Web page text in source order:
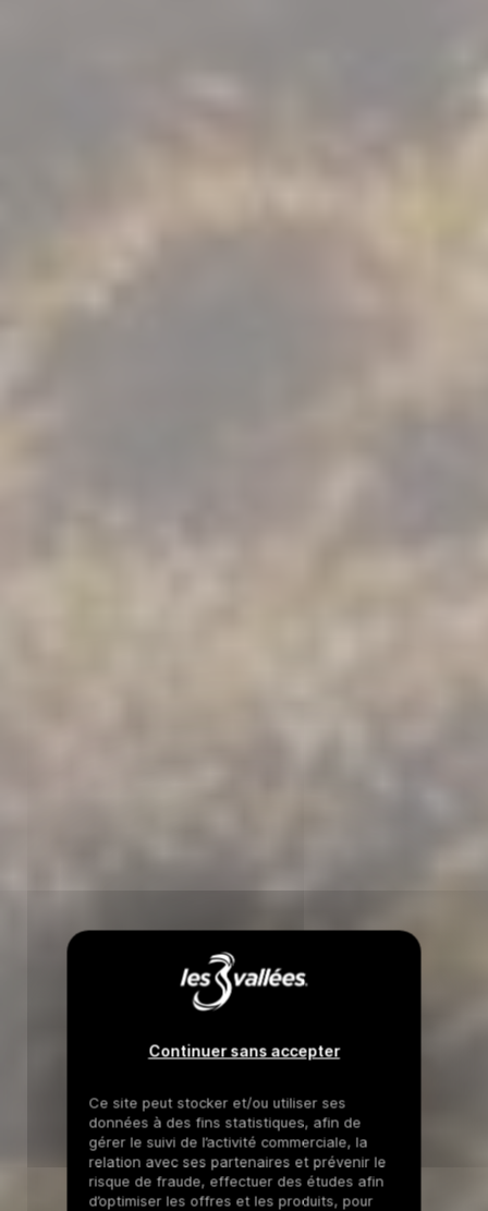
Continuer sans accepter
Ce site peut stocker et/ou utiliser ses
données à des fins statistiques, afin de
gérer le suivi de l’activité commerciale, la
relation avec ses partenaires et prévenir le
risque de fraude, effectuer des études afin
d’optimiser les offres et les produits, pour